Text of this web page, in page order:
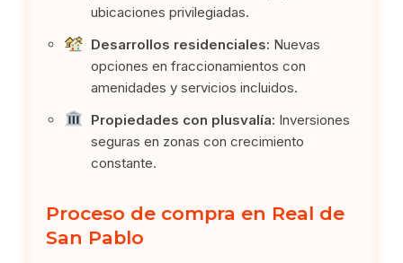
ubicaciones privilegiadas.
Desarrollos residenciales: Nuevas
opciones en fraccionamientos con
amenidades y servicios incluidos.
Propiedades con plusvalía: Inversiones
seguras en zonas con crecimiento
constante.
Proceso de compra en Real de
San Pablo